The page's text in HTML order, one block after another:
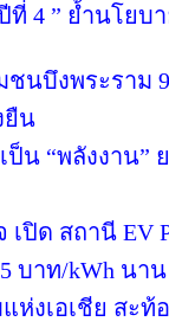
ที่ 4 ” ย้ำนโยบ
ชนบึงพระรา
ยืน
เป็น “พลังงา
ปิด สถานี EV
บาท/kWh นา
ห่งเอเชีย สะ